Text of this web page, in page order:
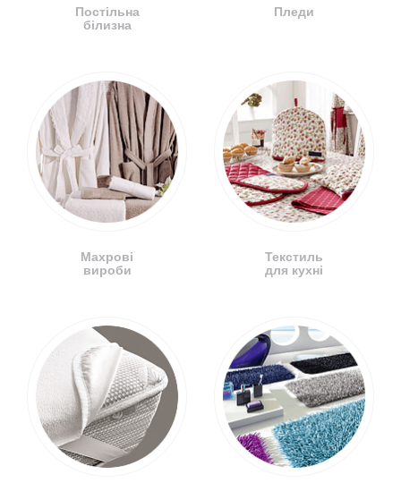
Постільна
білизна
Махрові
вироби
Пледи
Текстиль
для кухні